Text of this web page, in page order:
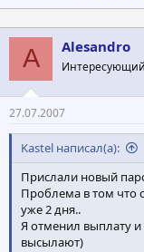
A Alesandro
27.07.2007
Kastel написал(а):
Прислали новый
Проблема в том что
уже 2 дня..
Я отменил выплату и
высылают)